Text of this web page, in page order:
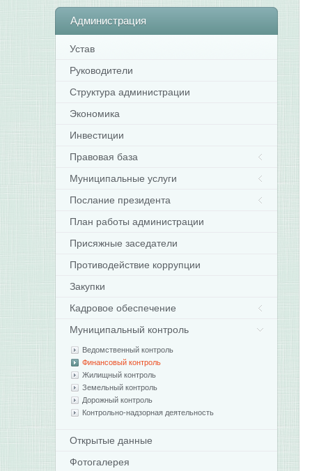
Администрация
Устав
Руководители
Структура администрации
Экономика
Инвестиции
Правовая база
Муниципальные услуги
Послание президента
План работы администрации
Присяжные заседатели
Противодействие коррупции
Закупки
Кадровое обеспечение
Муниципальный контроль
Ведомственный контроль
Финансовый контроль
Жилищный контроль
Земельный контроль
Дорожный контроль
Контрольно-надзорная деятельность
Открытые данные
Фотогалерея